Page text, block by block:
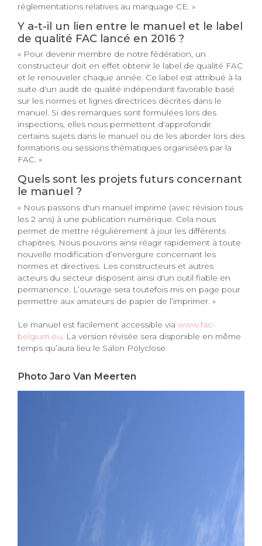
réglementations relatives au marquage CE. »
Y a-t-il un lien entre le manuel et le label
de qualité FAC lancé en 2016 ?
« Pour devenir membre de notre fédération, un
constructeur doit en effet obtenir le label de qualité FAC
et le renouveler chaque année. Ce label est attribué à la
suite d'un audit de qualité indépendant favorable basé
sur les normes et lignes directrices décrites dans le
manuel. Si des remarques sont formulées lors des
inspections, elles nous permettent d'approfondir
certains sujets dans le manuel ou de les aborder lors des
formations ou sessions thématiques organisées par la
FAC. »
Quels sont les projets futurs concernant
le manuel ?
« Nous passons d'un manuel imprimé (avec révision tous
les 2 ans) à une publication numérique. Cela nous
permet de mettre régulièrement à jour les différents
chapitres. Nous pouvons ainsi réagir rapidement à toute
nouvelle modification d’envergure concernant les
normes et directives. Les constructeurs et autres
acteurs du secteur disposent ainsi d'un outil fiable en
permanence. L’ouvrage sera toutefois mis en page pour
permettre aux amateurs de papier de l’imprimer. »
Le manuel est facilement accessible via www.fac-
belgium.eu . La version révisée sera disponible en même
temps qu’aura lieu le Salon Polyclose.
Photo Jaro Van Meerten